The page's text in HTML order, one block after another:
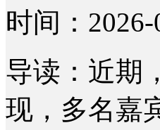
时间：
导读：近期
现，多名嘉